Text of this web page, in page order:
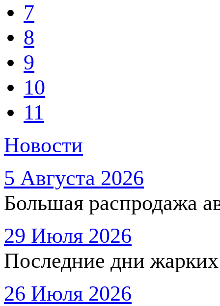
7
8
9
10
11
Новости
5 Августа 2026
Большая распродажа
29 Июля 2026
Последние дни
26 Июля 2026